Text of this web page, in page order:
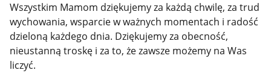
Wszystkim Mamom dziękujemy za każdą chwilę, za trud
wychowania, wsparcie w ważnych momentach i radość
dzieloną każdego dnia. Dziękujemy za obecność,
nieustanną troskę i za to, że zawsze możemy na Was
liczyć.